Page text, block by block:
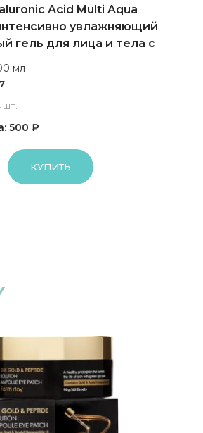
Acid Multi Aqua
увлажняющий
гель для лица и тела с
мл
шт.
500 ₽
КУПИТЬ